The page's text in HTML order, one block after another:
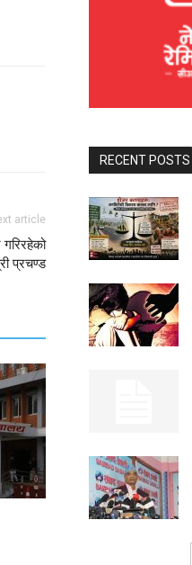
article
प्रचण्ड
RECENT POSTS